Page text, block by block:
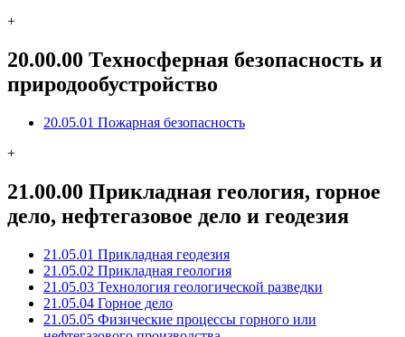
+
20.00.00 Техносферная безопасность и
природообустройство
20.05.01 Пожарная безопасность
+
21.00.00 Прикладная геология, горное
дело, нефтегазовое дело и геодезия
21.05.01 Прикладная геодезия
21.05.02 Прикладная геология
21.05.03 Технология геологической разведки
21.05.04 Горное дело
21.05.05 Физические процессы горного или